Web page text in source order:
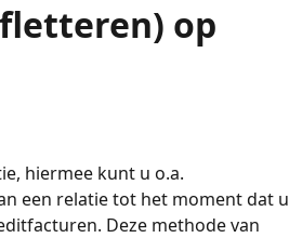
op
hiermee kunt u o.a.
een relatie tot het moment dat u
Deze methode van